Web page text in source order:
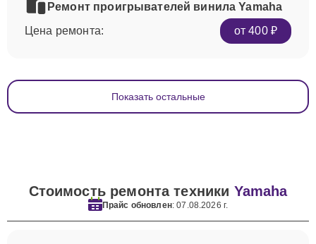
Ремонт проигрывателей винила Yamaha
Цена ремонта:
от 400 ₽
Показать остальные
Стоимость ремонта техники Yamaha
Прайс обновлен: 07.08.2026 г.